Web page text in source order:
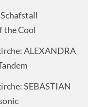
the Cool
ALEXANDRA
SEBASTIAN